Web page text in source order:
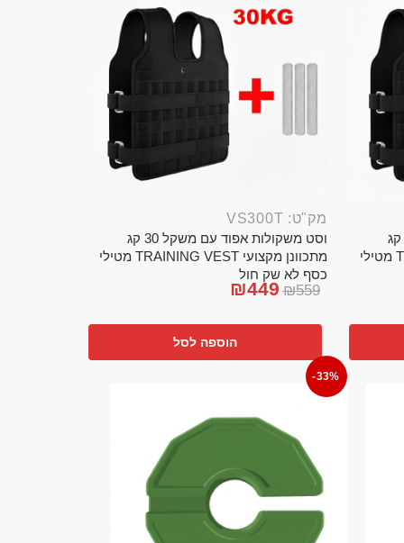
וסט משקולות אפוד עם משקל 20 קג
מתכוונן מקצועי TRAINING VEST מטילי
מק"ט: VS300T
וסט משקולות אפוד עם משקל 30 קג
מתכוונן מקצועי TRAINING VEST מטילי
כסף לא שק חול
₪559
₪449
הוספה לסל
-33%